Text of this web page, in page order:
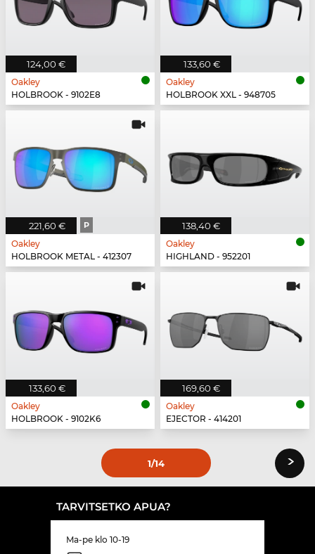
124,00 €
Oakley
HOLBROOK - 9102E8
133,60 €
Oakley
HOLBROOK XXL - 948705
221,60 € P
Oakley
HOLBROOK METAL - 412307
138,40 €
Oakley
HIGHLAND - 952201
133,60 €
Oakley
HOLBROOK - 9102K6
169,60 €
Oakley
EJECTOR - 414201
1/14 ›
TARVITSETKO APUA?
Ma-pe klo 10-19